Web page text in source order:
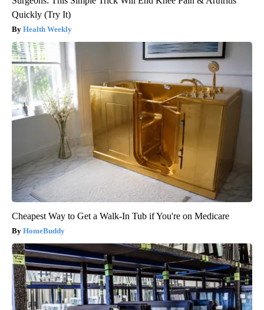
Quickly (Try It)
Health Weekly
Cheapest Way to Get a Walk-In Tub if You're on Medicare
HomeBuddy